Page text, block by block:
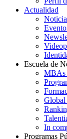
Actualidad
Escuela de
MBAs
Global
In
Programas